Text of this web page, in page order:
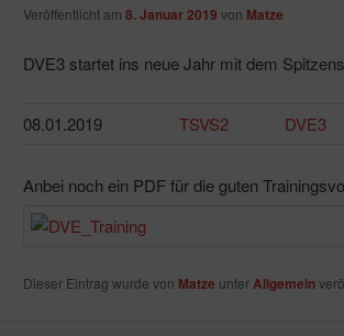
Veröffentlicht am 8. Januar 2019 von Matze
DVE3 startet ins neue Jahr mit dem
08.01.2019 TSVS2 DVE3
Anbei noch ein PDF für die guten
Dieser Eintrag wurde von Matze unterAllgemein